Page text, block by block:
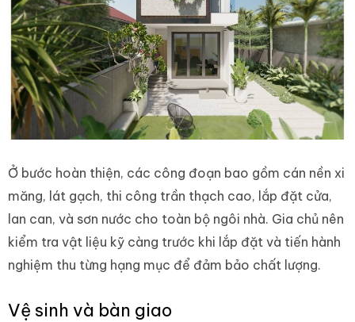
Ở bước hoàn thiện, các công đoạn bao gồm cán nền xi
măng, lát gạch, thi công trần thạch cao, lắp đặt cửa,
lan can, và sơn nước cho toàn bộ ngôi nhà. Gia chủ nên
kiểm tra vật liệu kỹ càng trước khi lắp đặt và tiến hành
nghiệm thu từng hạng mục để đảm bảo chất lượng.
Vệ sinh và bàn giao